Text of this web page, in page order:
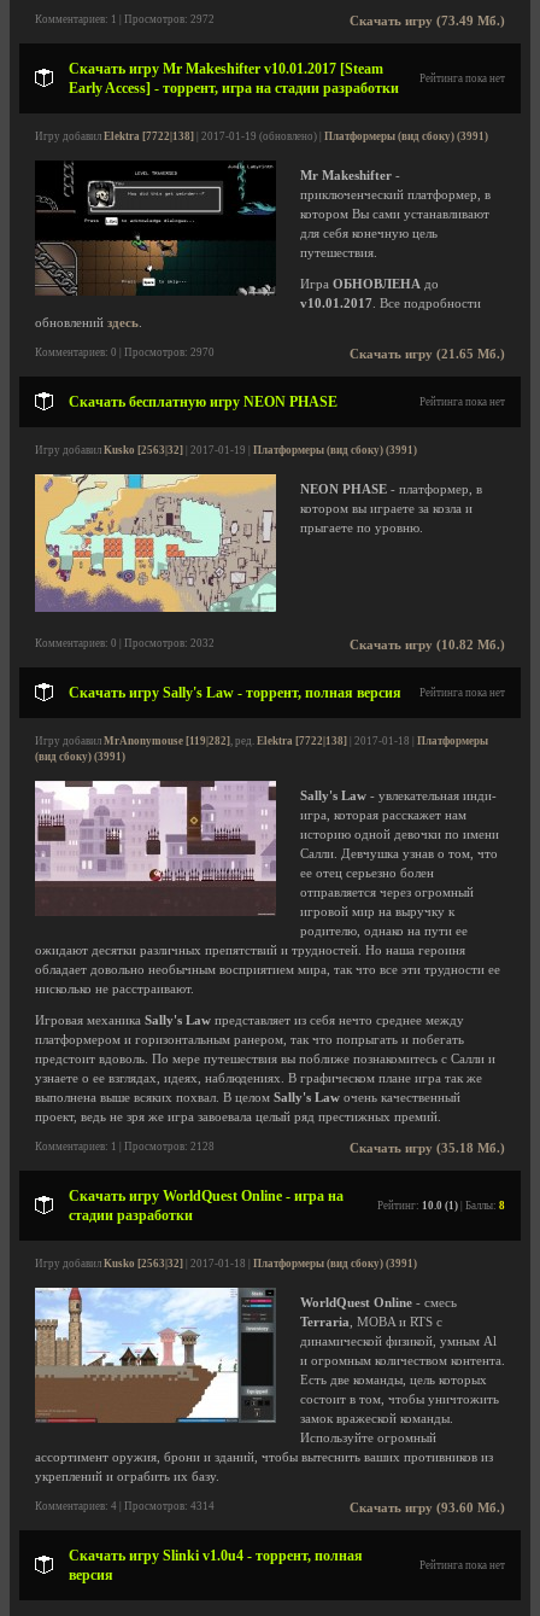
Скачать игру (73.49 Мб.)
Комментариев: 1 | Просмотров: 2972
Скачать игру Mr Makeshifter v10.01.2017 [Steam
Early Access] - торрент, игра на стадии разработки
Рейтинга пока нет
Игру добавил Elektra [7722|138] | 2017-01-19 (обновлено) | Платформеры (вид сбоку) (3991)
Mr Makeshifter -
приключенческий платформер, в
котором Вы сами устанавливают
для себя конечную цель
путешествия.
Игра ОБНОВЛЕНА до
v10.01.2017 . Все подробности
обновлений здесь
Скачать игру (21.65 Мб.)
Комментариев: 0 | Просмотров: 2970
Скачать бесплатную игру NEON PHASE Рейтинга пока нет
Игру добавил Kusko [2563|32] | 2017-01-19 | Платформеры (вид сбоку) (3991)
NEON PHASE - платформер, в
котором вы играете за козла и
прыгаете по уровню.
Скачать игру (10.82 Мб.)
Комментариев: 0 | Просмотров: 2032
Скачать игру Sally's Law - торрент, полная версия Рейтинга пока нет
Игру добавил MrAnonymouse [119|282], ред. Elektra [7722|138] | 2017-01-18 | Платформеры
(вид сбоку) (3991)
Sally's Law - увлекательная инди-
игра, которая расскажет нам
историю одной девочки по имени
Салли. Девчушка узнав о том, что
ее отец серьезно болен
отправляется через огромный
игровой мир на выручку к
родителю, однако на пути ее
ожидают десятки различных препятствий и трудностей. Но наша героиня
обладает довольно необычным восприятием мира, так что все эти трудности ее
нисколько не расстраивают.
Игровая механика Sally's Law представляет из себя нечто среднее между
платформером и горизонтальным ранером, так что попрыгать и побегать
предстоит вдоволь. По мере путешествия вы поближе познакомитесь с Салли и
узнаете о ее взглядах, идеях, наблюдениях. В графическом плане игра так же
выполнена выше всяких похвал. В целом Sally's Law очень качественный
проект, ведь не зря же игра завоевала целый ряд престижных премий.
Скачать игру (35.18 Мб.)
Комментариев: 1 | Просмотров: 2128
Скачать игру WorldQuest Online - игра на
стадии разработки
Рейтинг: 10.0 (1) | Баллы: 8
Игру добавил Kusko [2563|32] | 2017-01-18 | Платформеры (вид сбоку) (3991)
WorldQuest Online - смесь
Terraria , MOBA и RTS с
динамической физикой, умным Al
и огромным количеством контента.
Есть две команды, цель которых
состоит в том, чтобы уничтожить
замок вражеской команды.
Используйте огромный
ассортимент оружия, брони и зданий, чтобы вытеснить ваших противников из
укреплений и ограбить их базу.
Скачать игру (93.60 Мб.)
Комментариев: 4 | Просмотров: 4314
Скачать игру Slinki v1.0u4 - торрент, полная
версия
Рейтинга пока нет